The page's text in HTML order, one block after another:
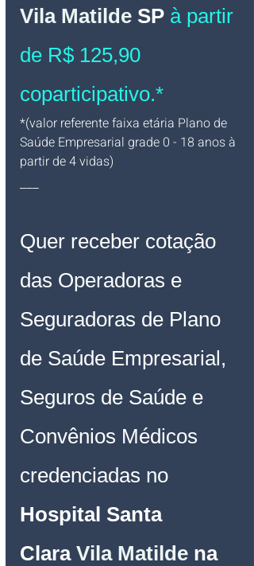
Vila Matilde SP à partir
de R$ 125,90
coparticipativo.*
*(valor referente faixa etária Plano de
Saúde Empresarial grade 0 - 18 anos à
partir de 4 vidas)
___
Quer receber cotação
das Operadoras e
Seguradoras de Plano
de Saúde Empresarial,
Seguros de Saúde e
Convênios Médicos
credenciadas no
Hospital Santa
Clara Vila Matilde na